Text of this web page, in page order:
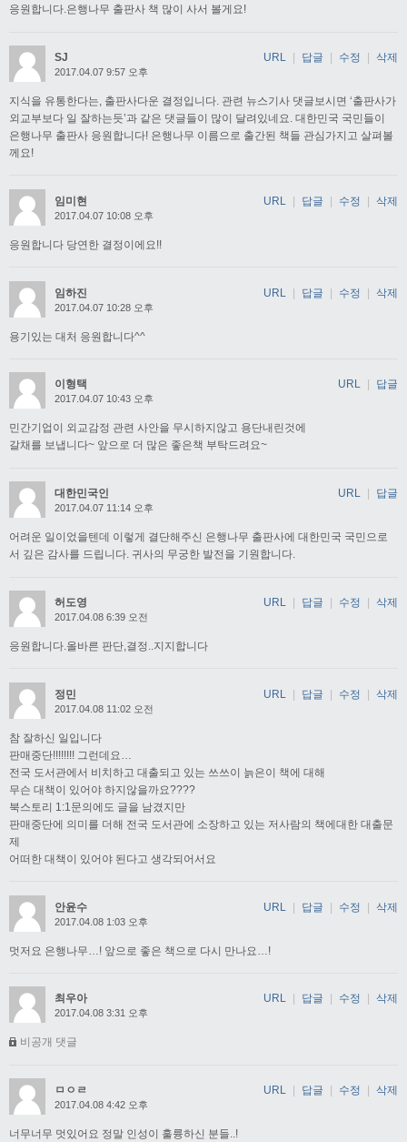
응원합니다.은행나무 출판사 책 많이 사서 볼게요!
SJ
2017.04.07 9:57 오후
지식을 유통한다는, 출판사다운 결정입니다. 관련 뉴스기사 댓글보시면 ‘출판사가
외교부보다 일 잘하는듯’과 같은 댓글들이 많이 달려있네요. 대한민국 국민들이
은행나무 출판사 응원합니다! 은행나무 이름으로 출간된 책들 관심가지고 살펴볼
께요!
URL 답글 수정 삭제
임미현
2017.04.07 10:08 오후
응원합니다 당연한 결정이에요!!
URL | 답글 | 수정 | 삭제
임하진
2017.04.07 10:28 오후
용기있는 대처 응원합니다^^
URL | 답글 | 수정 | 삭제
이형택
2017.04.07 10:43 오후
민간기업이 외교감정 관련 사안을 무시하지않고 용단내린것에
갈채를 보냅니다~ 앞으로 더 많은 좋은책 부탁드려요~
URL 답글
대한민국인
2017.04.07 11:14 오후
어려운 일이었을텐데 이렇게 결단해주신 은행나무 출판사에 대한민국 국민으로
서 깊은 감사를 드립니다. 귀사의 무궁한 발전을 기원합니다.
URL 답글
허도영
2017.04.08 6:39 오전
응원합니다.올바른 판단,결정..지지합니다
URL 답글 수정 삭제
정민
2017.04.08 11:02 오전
참 잘하신 일입니다
판매중단!!!!!!!! 그런데요…
전국 도서관에서 비치하고 대출되고 있는 쓰쓰이 늙은이 책에 대해
무슨 대책이 있어야 하지않을까요????
북스토리 1:1문의에도 글을 남겼지만
판매중단에 의미를 더해 전국 도서관에 소장하고 있는 저사람의 책에대한 대출문
제
어떠한 대책이 있어야 된다고 생각되어서요
URL | 답글 | 수정 | 삭제
안윤수
2017.04.08 1:03 오후
멋저요 은행나무…! 앞으로 좋은 책으로 다시 만나요…!
URL | 답글 | 수정 | 삭제
최우아
2017.04.08 3:31 오후
비공개 댓글
URL 답글 수정 삭제
ㅁㅇㄹ
2017.04.08 4:42 오후
너무너무 멋있어요 정말 인성이 훌륭하신 분들..!
URL 답글 수정 삭제